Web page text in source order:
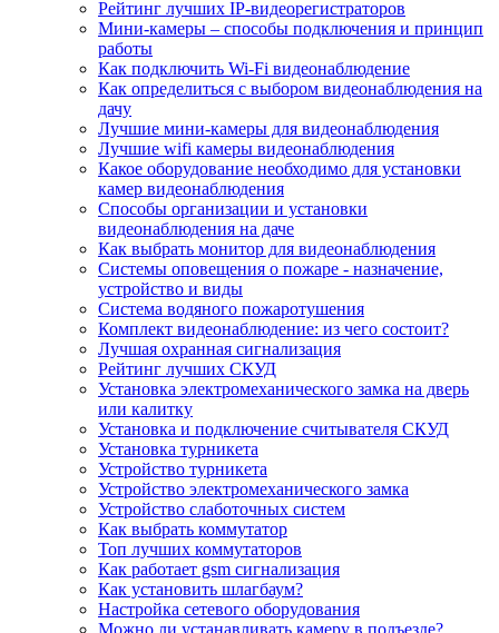
Рейтинг лучших IP-видеорегистраторов
Мини-камеры – способы подключения и принцип
работы
Как подключить Wi-Fi видеонаблюдение
Как определиться с выбором видеонаблюдения на
дачу
Лучшие мини-камеры для видеонаблюдения
Лучшие wifi камеры видеонаблюдения
Какое оборудование необходимо для установки
камер видеонаблюдения
Способы организации и установки
видеонаблюдения на даче
Как выбрать монитор для видеонаблюдения
Системы оповещения о пожаре - назначение,
устройство и виды
Система водяного пожаротушения
Комплект видеонаблюдение: из чего состоит?
Лучшая охранная сигнализация
Рейтинг лучших СКУД
Установка электромеханического замка на дверь
или калитку
Установка и подключение считывателя СКУД
Установка турникета
Устройство турникета
Устройство электромеханического замка
Устройство слаботочных систем
Как выбрать коммутатор
Топ лучших коммутаторов
Как работает gsm сигнализация
Как установить шлагбаум?
Настройка сетевого оборудования
Можно ли устанавливать камеру в подъезде?